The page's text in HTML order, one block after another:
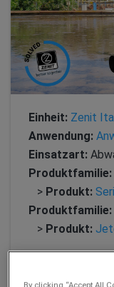
Einheit: Zenit
Anwendung:
Einsatzart:
Produktfamilie:
> Produkt:
Produktfamilie:
> Produkt:
By clicking “Accept All